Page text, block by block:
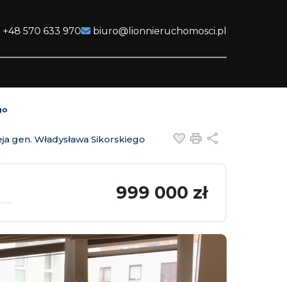
+48 570 633 970 biuro@lionnieruchomosci.pl
gen. Władysława Sikorskiego Dodaj do
Drukuj
999 000 zł